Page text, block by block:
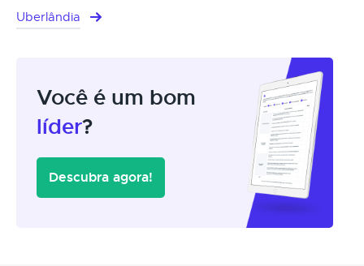
Uberlândia
Você é um bom
líder?
Descubra agora!